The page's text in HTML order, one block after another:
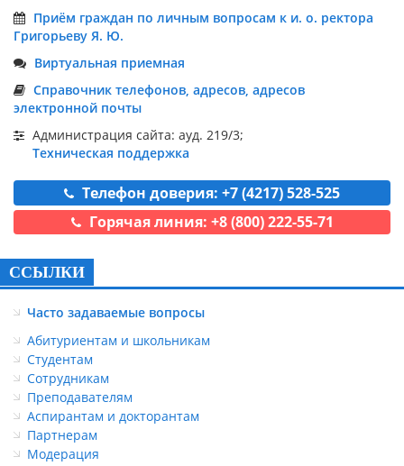
Приём граждан по личным вопросам к и. о. ректора
Григорьеву Я. Ю.
Виртуальная приемная
Справочник телефонов, адресов, адресов
электронной почты
Администрация сайта: ауд. 219/3;
Техническая поддержка
Телефон доверия: +7 (4217) 528-525
Горячая линия: +8 (800) 222-55-71
ССЫЛКИ
Часто задаваемые вопросы
Абитуриентам и школьникам
Студентам
Сотрудникам
Преподавателям
Аспирантам и докторантам
Партнерам
Модерация